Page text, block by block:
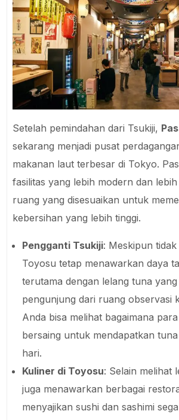
Setelah pemindahan dari Tsukiji,
sekarang menjadi pusat
makanan laut terbesar di Tokyo.
fasilitas yang lebih modern dan
ruang yang disesuaikan untuk
kebersihan yang lebih tinggi.
Pengganti Tsukiji: Meskipun
Toyosu tetap menawarkan daya
terutama dengan lelang tuna yang
pengunjung dari ruang observasi
Anda bisa melihat bagaimana
bersaing untuk mendapatkan
hari.
Kuliner di Toyosu: Selain melihat
juga menawarkan berbagai
menyajikan sushi dan sashimi